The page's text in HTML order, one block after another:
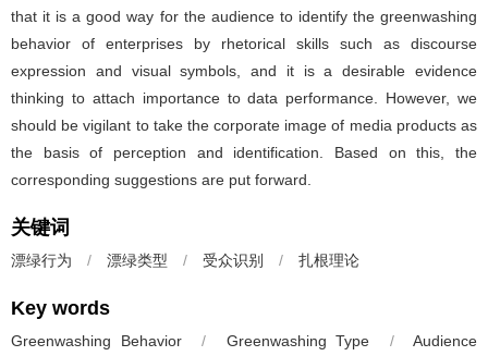
that it is a good way for the audience to identify the greenwashing
behavior of enterprises by rhetorical skills such as discourse
expression and visual symbols, and it is a desirable evidence
thinking to attach importance to data performance. However, we
should be vigilant to take the corporate image of media products as
the basis of perception and identification. Based on this, the
corresponding suggestions are put forward.
关键词
漂绿行为 / 漂绿类型 / 受众识别 / 扎根理论
Key words
Greenwashing Behavior / Greenwashing Type /
Audience